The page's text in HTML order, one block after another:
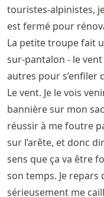
touristes-alpinistes,
est fermé pour
La petite troupe fait
sur-pantalon - le
autres pour s’enfiler
Le vent. Je le vois
bannière sur mon
réussir à me foutre
sur l’arête, et donc
sens que ça va être
son temps. Je repars
sérieusement me